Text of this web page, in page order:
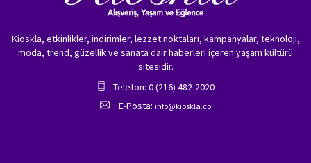
Kioskla, etkinlikler, indirimler, lezzet noktaları, kampanyalar, teknoloji,
moda, trend, güzellik ve sanata dair haberleri içeren yaşam kültürü
sitesidir.
Telefon: 0 (216) 482-2020
E-Posta: info@kioskla.co